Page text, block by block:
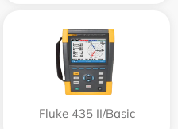
Fluke 435 II/Basic